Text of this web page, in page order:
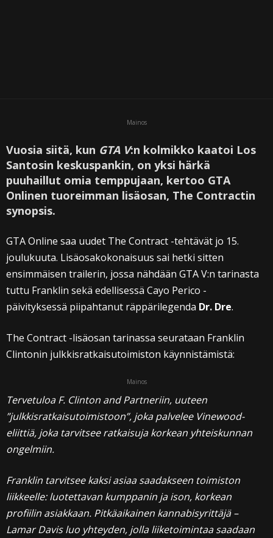
Mainos
Vuosia siitä, kun GTA V:n kolmikko kaatoi Los
Santosin keskuspankin, on yksi härkä
puuhaillut omia temppujaan, kertoo GTA
Onlinen tuoreimman lisäosan, The Contractin
synopsis.
GTA Online saa uudet The Contract -tehtävät jo 15.
joulukuuta. Lisäosakokonaisuus sai hetki sitten
ensimmäisen trailerin, jossa nähdään GTA V:n tarinasta
tuttu Franklin sekä edellisessä Cayo Perico -
päivityksessä piipahtanut räppärilegenda Dr. Dre.
The Contract -lisäosan tarinassa seurataan Franklin
Clintonin julkkisratkaisutoimiston käynnistämistä:
Mainos
Tervetuloa F. Clinton and Partneriin, uuteen
”julkkisratkaisutoimistoon”, joka palvelee Vinewood-
eliittiä, joka tarvitsee ratkaisuja korkean yhteiskunnan
ongelmiin.
Franklin tarvitsee kaksi asiaa saadakseen toimiston
liikkeelle: luotettavan kumppanin ja ison, korkean
profiilin asiakkaan. Pitkäaikainen kannabisyrittäjä –
Lamar Davis luo yhteyden, jolla liiketoimintaa saadaan